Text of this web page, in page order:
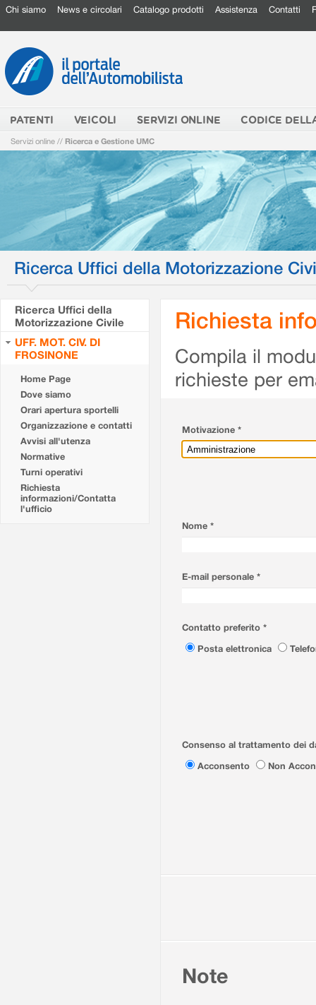
Chi siamo News e circolari Catalogo prodotti Assistenza Contatti
PATENTI VEICOLI SERVIZI ONLINE CODICE
Servizi online // Ricerca e Gestione UMC
Ricerca Uffici della Motorizzazione
Ricerca Uffici della
Motorizzazione Civile
UFF. MOT. CIV. DI
FROSINONE
Home Page
Dove siamo
Orari apertura sportelli
Organizzazione e contatti
Avvisi all'utenza
Normative
Turni operativi
Richiesta
informazioni/Contatta
l'ufficio
Richiesta
Compila il
richieste per
Motivazione *
Nome *
E-mail personale *
Contatto preferito *
Posta elettronica
Consenso al trattamento dei
Acconsento
Non
Note